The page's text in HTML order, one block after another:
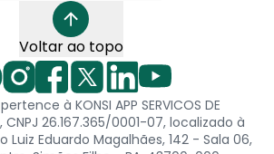
Voltar ao topo
à KONSI APP SERVICOS DE
CNPJ 26.167.365/0001-07, localizado à
Luiz Eduardo Magalhães, 142 - Sala 06,